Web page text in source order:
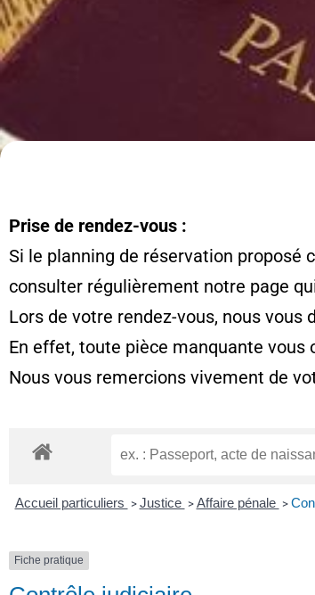
Prise de rendez-vous :
Si le planning de réservation proposé
consulter régulièrement notre page
Lors de votre rendez-vous, nous
En effet, toute pièce manquante vous
Nous vous remercions vivement de
Accueil particuliers > Justice > Affaire pénale >
Fiche pratique